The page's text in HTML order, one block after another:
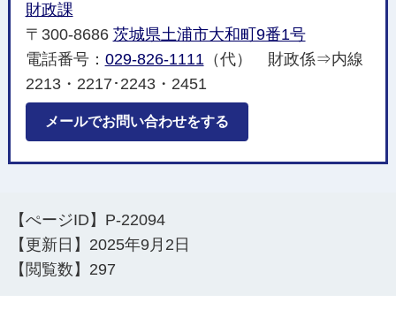
財政課
〒300-8686 茨城県土浦市大和町9番1号
電話番号： 029-826-1111（代） 財政係⇒内線
2213・2217･2243・2451
メールでお問い合わせをする
【ぺージID】 P-22094
【更新日】 2025年9月2日
【閲覧数】 297